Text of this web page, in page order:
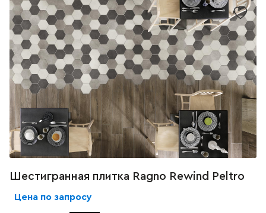
Шестигранная плитка Ragno Rewind Peltro
Цена по запросу